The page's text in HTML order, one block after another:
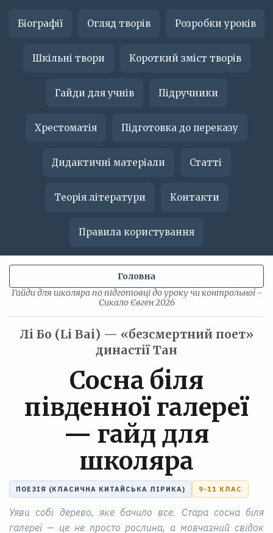
Біографії Огляд творів Розробки уроків
Шкільні твори Короткий зміст творів
Гайди для учнів Підручники
Хрестоматія Підготовка до переказу
Дидактичні матеріали Статті
Теорія літератури Контакти
Правила користування
Гайди для школяра по підготовці до уроку чи контрольної -
Сикало Євген 2026
Головна
Лі Бо (Li Bai) — «безсмертний поет»
династії Тан
Сосна біля
південної галереї
— гайд для
школяра
ПОЕЗІЯ (КЛАСИЧНА КИТАЙСЬКА ЛІРИКА) 9-11 КЛАС
Уяви собі дерево, яке бачило все. Стара сосна біля
галереї — це не просто рослина, а мовчазний свідок